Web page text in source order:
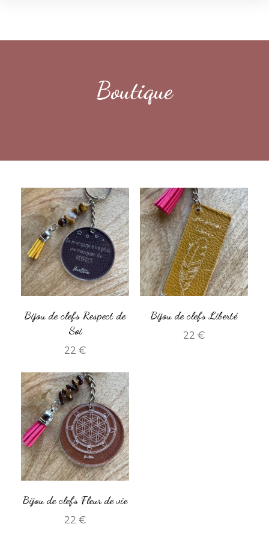
Boutique
Bijou de clefs Respect de
Soi
22€
Bijou de clefs Liberté
22 €
Bijou de clefs Fleur de vie
22€